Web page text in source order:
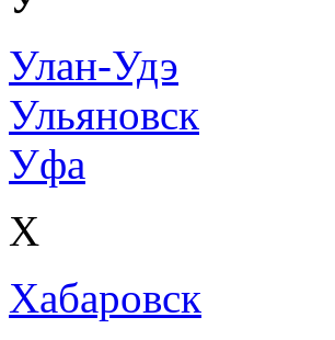
Улан-Удэ
Ульяновск
Уфа
Х
Хабаровск